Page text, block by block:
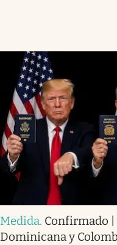
Medida. Confirmado |
Dominicana y